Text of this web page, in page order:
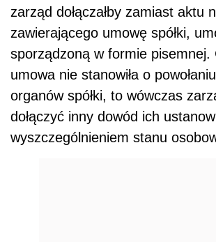
zarząd dołączałby zamiast aktu
zawierającego umowę spółki,
sporządzoną w formie pisemnej.
umowa nie stanowiła o
organów spółki, to wówczas
dołączyć inny dowód ich
wyszczególnieniem stanu